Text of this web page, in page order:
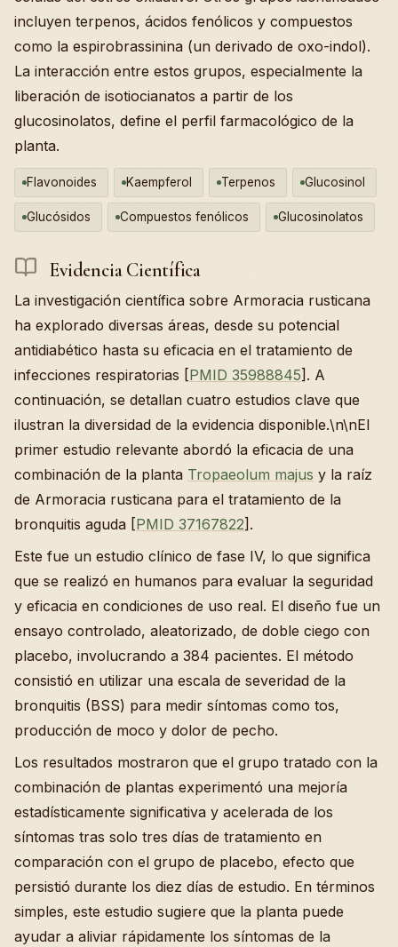
incluyen terpenos, ácidos fenólicos y compuestos
como la espirobrassinina (un derivado de oxo-indol).
La interacción entre estos grupos, especialmente la
liberación de isotiocianatos a partir de los
glucosinolatos, define el perfil farmacológico de la
planta.
Flavonoides Kaempferol Terpenos Glucosinol
Glucósidos Compuestos fenólicos Glucosinolatos
Evidencia Científica
La investigación científica sobre Armoracia rusticana
ha explorado diversas áreas, desde su potencial
antidiabético hasta su eficacia en el tratamiento de
infecciones respiratorias [PMID 35988845]. A
continuación, se detallan cuatro estudios clave que
ilustran la diversidad de la evidencia disponible.\n\nEl
primer estudio relevante abordó la eficacia de una
combinación de la planta Tropaeolum majus y la raíz
de Armoracia rusticana para el tratamiento de la
bronquitis aguda [PMID 37167822].
Este fue un estudio clínico de fase IV, lo que significa
que se realizó en humanos para evaluar la seguridad
y eficacia en condiciones de uso real. El diseño fue un
ensayo controlado, aleatorizado, de doble ciego con
placebo, involucrando a 384 pacientes. El método
consistió en utilizar una escala de severidad de la
bronquitis (BSS) para medir síntomas como tos,
producción de moco y dolor de pecho.
Los resultados mostraron que el grupo tratado con la
combinación de plantas experimentó una mejoría
estadísticamente significativa y acelerada de los
síntomas tras solo tres días de tratamiento en
comparación con el grupo de placebo, efecto que
persistió durante los diez días de estudio. En términos
simples, este estudio sugiere que la planta puede
ayudar a aliviar rápidamente los síntomas de la